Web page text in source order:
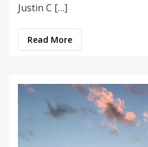
Justin C […]
Read More